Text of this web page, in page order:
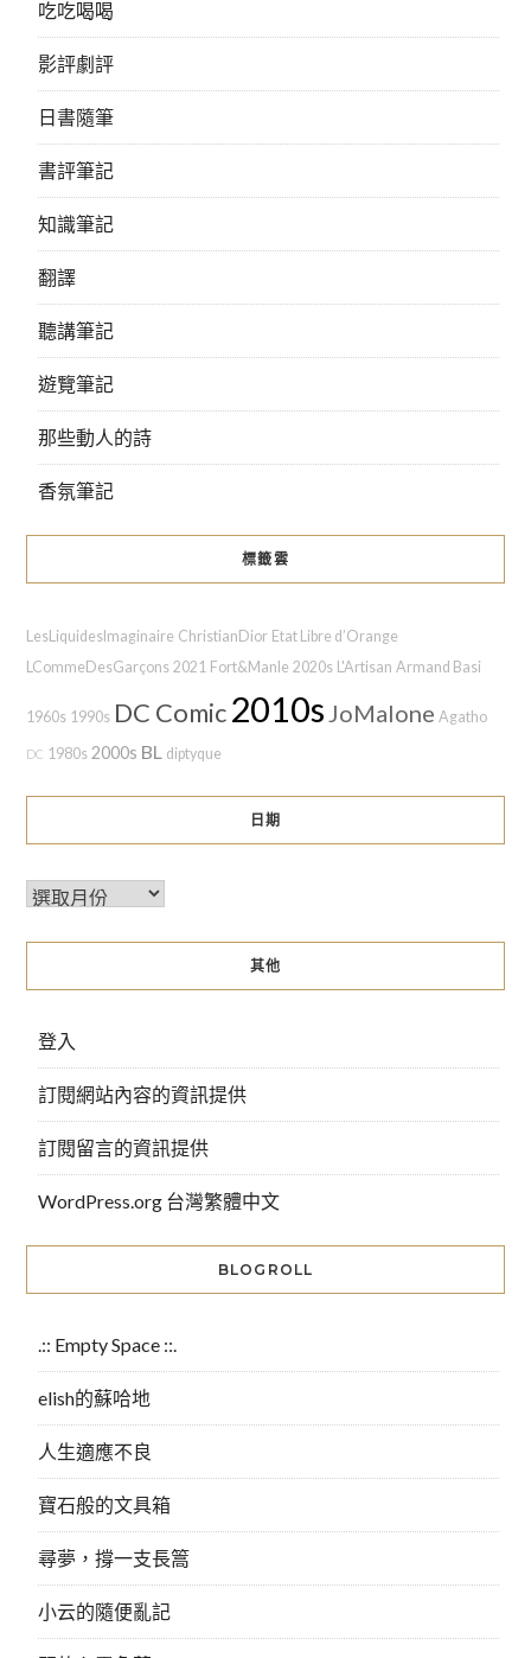
吃吃喝喝
影評劇評
日書隨筆
書評筆記
知識筆記
翻譯
聽講筆記
遊覽筆記
那些動人的詩
香氛筆記
標籤雲
LesLiquidesImaginaire ChristianDior Etat Libre d’Orange
LCommeDesGarçons 2021 Fort&Manle 2020s L'Artisan Armand Basi
1960s 1990s DC Comic2010s JoMalone Agatho
DC 1980s 2000s BL diptyque
日期
其他
登入
訂閱網站內容的資訊提供
訂閱留言的資訊提供
WordPress.org 台灣繁體中文
BLOGROLL
.:: Empty Space ::.
elish的蘇哈地
人生適應不良
寶石般的文具箱
尋夢，撐一支長篙
小云的隨便亂記